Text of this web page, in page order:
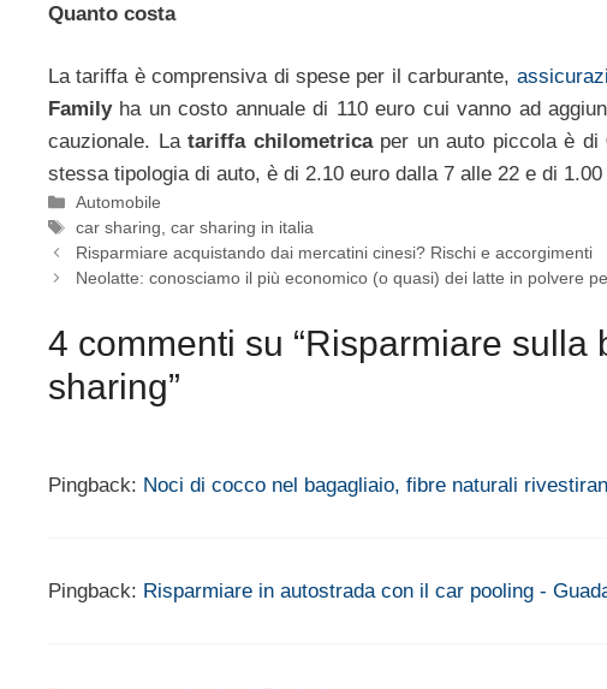
Quanto costa
La tariffa è comprensiva di spese per il carburante,
Familyha un costo annuale di 110 euro cui vanno ad
cauzionale. La tariffa chilometricaper un auto piccola è di
stessa tipologia di auto, è di 2.10 euro dalla 7 alle 22 e di
Categorie
Automobile
Tag
car sharing,car sharing in italia
Risparmiare acquistando dai mercatini cinesi? Rischi e accorgimenti
Neolatte: conosciamo il più economico (o quasi) dei latte in polvere
4 commenti su “Risparmiare
sharing”
Pingback: Noci di cocco nel bagagliaio, fibre naturali
Pingback: Risparmiare in autostrada con il car pooling -